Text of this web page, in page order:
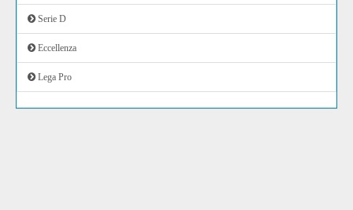
Serie D
Eccellenza
Lega Pro